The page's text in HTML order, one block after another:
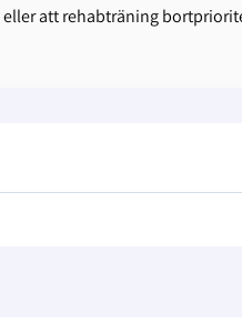
att rehabträning